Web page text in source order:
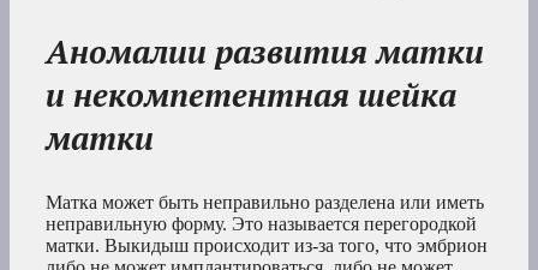
Аномалии развития матки
и некомпетентная шейка
матки
Матка может быть неправильно разделена или иметь
неправильную форму. Это называется перегородкой
матки. Выкидыш происходит из-за того, что эмбрион